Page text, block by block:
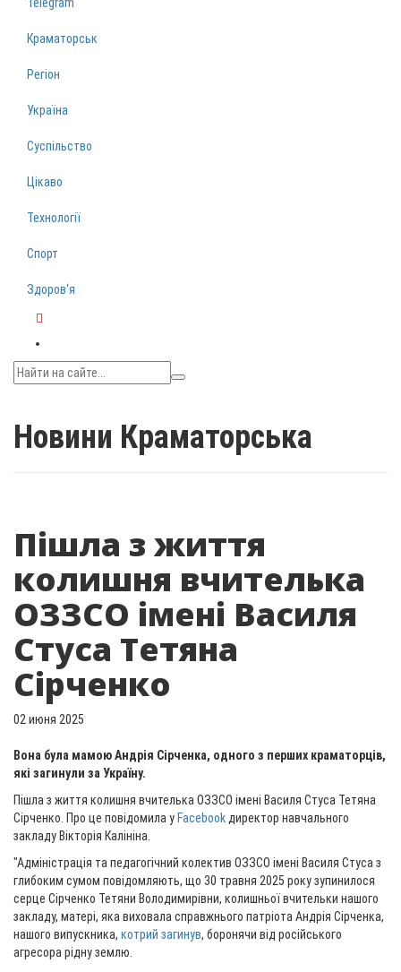
Краматорськ
Регіон
Україна
Суспільство
Цікаво
Технології
Спорт
Здоров‘я
Новини Краматорська
Пішла з життя
колишня вчителька
ОЗЗСО імені Василя
Стуса Тетяна
Сірченко
02 июня 2025
Вона була мамою Андрія Сірченка, одного з перших краматорців,
які загинули за Україну.
Пішла з життя колишня вчителька ОЗЗСО імені Василя Стуса Тетяна
Сірченко. Про це повідомила у Facebook директор навчального
закладу Вікторія Калініна.
"Адміністрація та педагогічний колектив ОЗЗСО імені Василя Стуса з
глибоким сумом повідомляють, що 30 травня 2025 року зупинилося
серце Сірченко Тетяни Володимирівни, колишньої вчительки нашого
закладу, матері, яка виховала справжнього патріота Андрія Сірченка,
нашого випускника, котрий загинув, боронячи від російського
агресора рідну землю.